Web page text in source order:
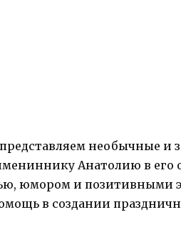
необычные и
Анатолию в его
юмором и позитивными
в создании